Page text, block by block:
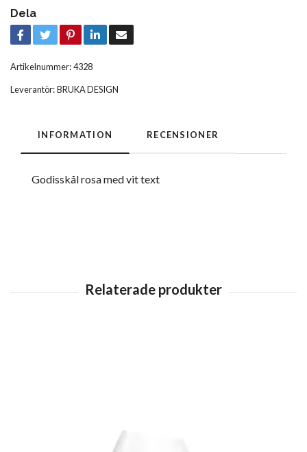
Dela
Artikelnummer:4328
Leverantör:BRUKA DESIGN
INFORMATION RECENSIONER
Godisskål rosa med vit text